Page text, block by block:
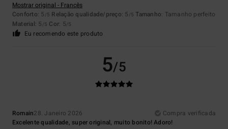
Mostrar original - Francês
Conforto: 5 /5 Relação qualidade/preço: 5 /5 Tamanho: Tamanho perfeito
Material: 5 /5 Cor: 5/5
Eu recomendo este produto
5/5
Romain28. Janeiro 2026
Compra verificada
Excelente qualidade, super original, muito bonito! Adoro!